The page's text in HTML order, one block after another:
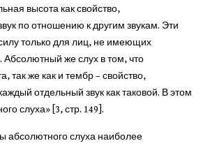
высота как свойство,
по отношению к другим звукам. Эти
только для лиц, не имеющих
Абсолютный же слух в том, что
так же как и тембр – свойство,
отдельный звук как таковой. В этом
слуха» [3, стр. 149].
абсолютного слуха наиболее